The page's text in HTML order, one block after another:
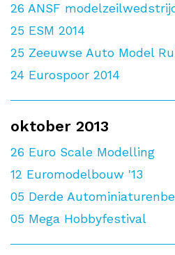
26 ANSF
25 ESM 2014
25 Zeeuwse Auto Model
24 Eurospoor 2014
oktober 2013
26 Euro Scale Modelling
12 Euromodelbouw '13
05 Derde
05 Mega Hobbyfestival